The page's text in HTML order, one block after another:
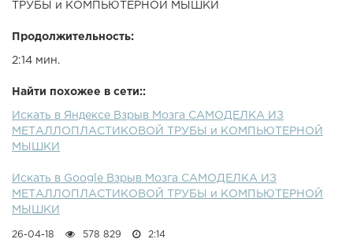
металлопластиковую трубу и неисправную
светодиодную настольную лампу.●ПОДПИШИСЬ НА
НОВЫЕ ВЫПУСКИ: ●Группа в Одноклассниках: ●Группа
ВКонтакте: ●ВКонтакте: ●Поддержать канал можно
R124205901711Z260756984251Музыка: Itro & Tobu -
Holiday by Tobu( ) is licensed under a Creative Commons
License( ).
ТРУБЫ и КОМПЬЮТЕРНОЙ МЫШКИ
Продолжительность:
2:14 мин.
Найти похожее в сети::
Искать в Яндексе Взрыв Мозга САМОДЕЛКА ИЗ
МЕТАЛЛОПЛАСТИКОВОЙ ТРУБЫ и КОМПЬЮТЕРНОЙ
МЫШКИ
Искать в Google Взрыв Мозга САМОДЕЛКА ИЗ
МЕТАЛЛОПЛАСТИКОВОЙ ТРУБЫ и КОМПЬЮТЕРНОЙ
МЫШКИ
26-04-18 578 829 2:14